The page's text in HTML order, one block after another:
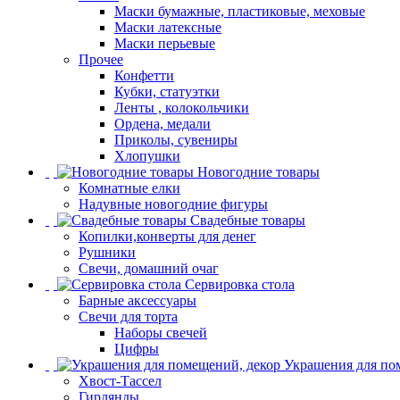
Маски бумажные, пластиковые, меховые
Маски латексные
Маски перьевые
Прочее
Конфетти
Кубки, статуэтки
Ленты , колокольчики
Ордена, медали
Приколы, сувениры
Хлопушки
Новогодние товары
Комнатные елки
Надувные новогодние фигуры
Свадебные товары
Копилки,конверты для денег
Рушники
Свечи, домашний очаг
Сервировка стола
Барные аксессуары
Свечи для торта
Наборы свечей
Цифры
Украшения для
Хвост-Тассел
Гирлянды